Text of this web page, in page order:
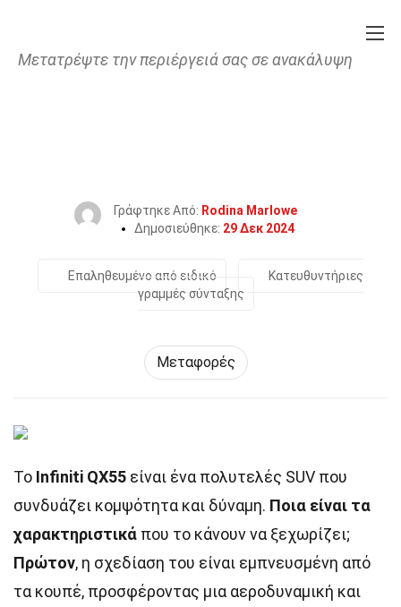
Μετατρέψτε την περιέργειά σας σε ανακάλυψη
Γράφτηκε Από: Rodina Marlowe
Δημοσιεύθηκε: 29 Δεκ 2024
Επαληθευμένο από ειδικό
Κατευθυντήριες
γραμμές σύνταξης
Μεταφορές
Το Infiniti QX55 είναι ένα πολυτελές SUV που
συνδυάζει κομψότητα και δύναμη. Ποια είναι τα
χαρακτηριστικά που το κάνουν να ξεχωρίζει;
Πρώτον, η σχεδίαση του είναι εμπνευσμένη από
τα κουπέ, προσφέροντας μια αεροδυναμική και